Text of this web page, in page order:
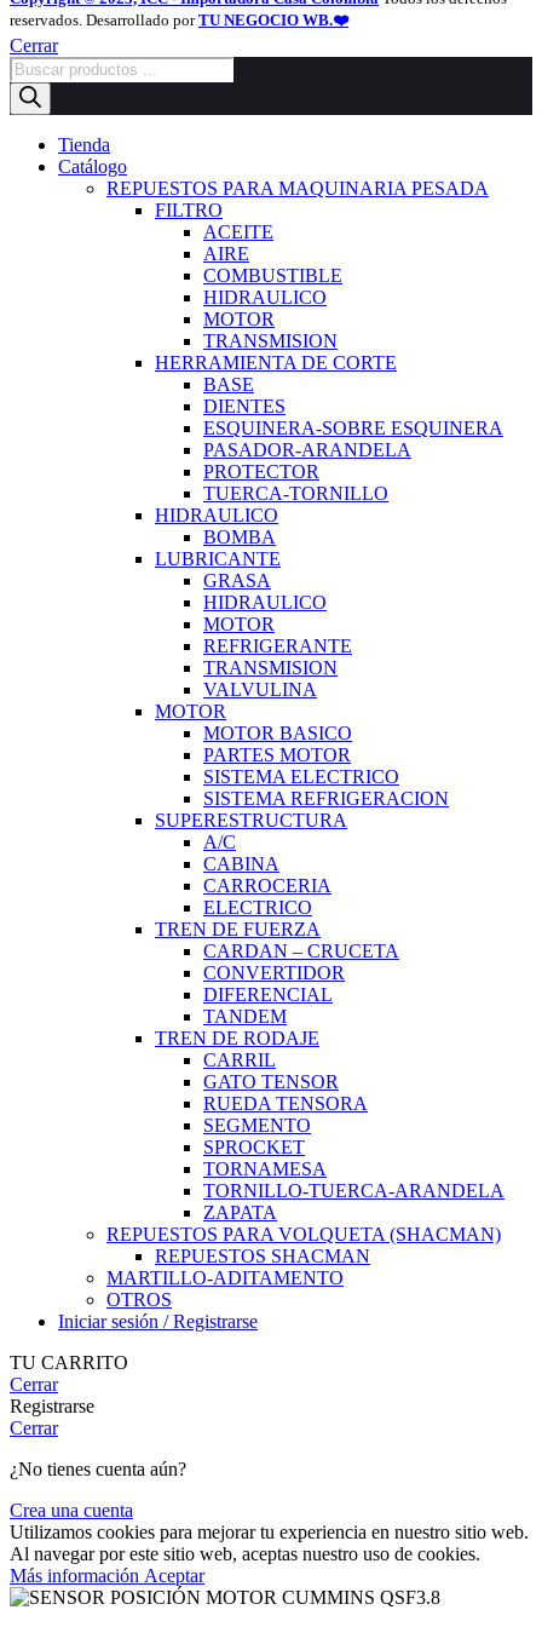
reservados. Desarrollado porTU NEGOCIO WB.❤️
Cerrar
Búsqueda
de
productos
Tienda
Catálogo
REPUESTOS PARA MAQUINARIA PESADA
FILTRO
ACEITE
AIRE
COMBUSTIBLE
HIDRAULICO
MOTOR
TRANSMISION
HERRAMIENTA DE CORTE
BASE
DIENTES
ESQUINERA-SOBRE ESQUINERA
PASADOR-ARANDELA
PROTECTOR
TUERCA-TORNILLO
HIDRAULICO
BOMBA
LUBRICANTE
GRASA
HIDRAULICO
MOTOR
REFRIGERANTE
TRANSMISION
VALVULINA
MOTOR
MOTOR BASICO
PARTES MOTOR
SISTEMA ELECTRICO
SISTEMA REFRIGERACION
SUPERESTRUCTURA
A/C
CABINA
CARROCERIA
ELECTRICO
TREN DE FUERZA
CARDAN – CRUCETA
CONVERTIDOR
DIFERENCIAL
TANDEM
TREN DE RODAJE
CARRIL
GATO TENSOR
RUEDA TENSORA
SEGMENTO
SPROCKET
TORNAMESA
TORNILLO-TUERCA-ARANDELA
ZAPATA
REPUESTOS PARA VOLQUETA (SHACMAN)
REPUESTOS SHACMAN
MARTILLO-ADITAMENTO
OTROS
Iniciar sesión / Registrarse
TU CARRITO
Cerrar
Registrarse
Cerrar
¿No tienes cuenta aún?
Crea una cuenta
Utilizamos cookies para mejorar tu experiencia en nuestro sitio web.
Al navegar por este sitio web, aceptas nuestro uso de cookies.
Más información Más
información
Aceptar